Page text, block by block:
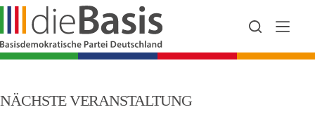
Zum
springen
NÄCHSTE VERANSTALTUNG